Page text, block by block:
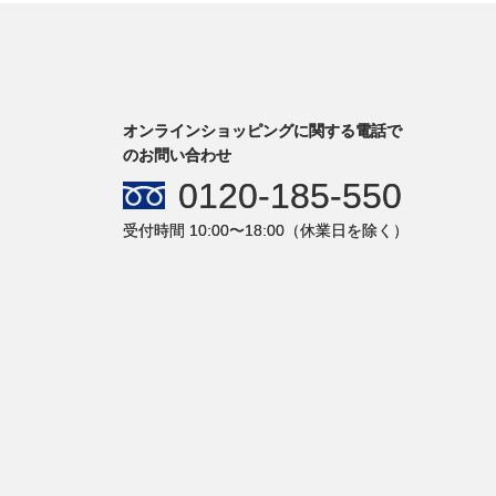
オンラインショッピングに関する電話で
のお問い合わせ
0120-185-550
受付時間 10:00〜18:00（休業日を除く）